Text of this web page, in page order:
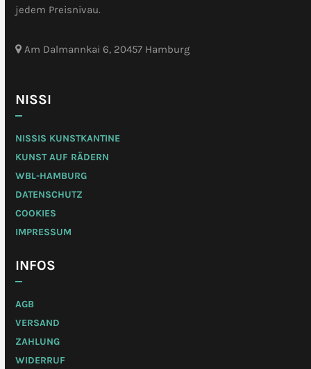
jedem Preisnivau.
Am Dalmannkai 6, 20457 Hamburg
NISSI
NISSIS KUNSTKANTINE
KUNST AUF RÄDERN
WBL-HAMBURG
DATENSCHUTZ
COOKIES
IMPRESSUM
INFOS
AGB
VERSAND
ZAHLUNG
WIDERRUF